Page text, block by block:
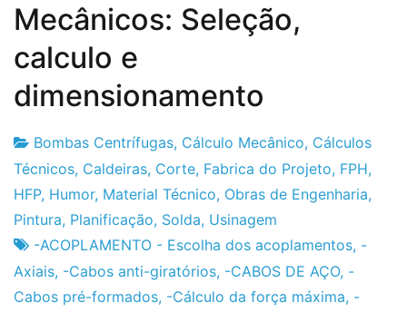
Mecânicos: Seleção,
calculo e
dimensionamento
Fábrica
do
Projeto
7
de
Dezembro
de
2012
Bombas Centrífugas, Cálculo Mecânico, Cálculos
Técnicos, Caldeiras, Corte, Fabrica do Projeto, FPH,
HFP, Humor, Material Técnico, Obras de Engenharia,
Pintura, Planificação, Solda, Usinagem
-ACOPLAMENTO - Escolha dos acoplamentos, -
Axiais, -Cabos anti-giratórios, -CABOS DE AÇO, -
Cabos pré-formados, -Cálculo da força máxima, -